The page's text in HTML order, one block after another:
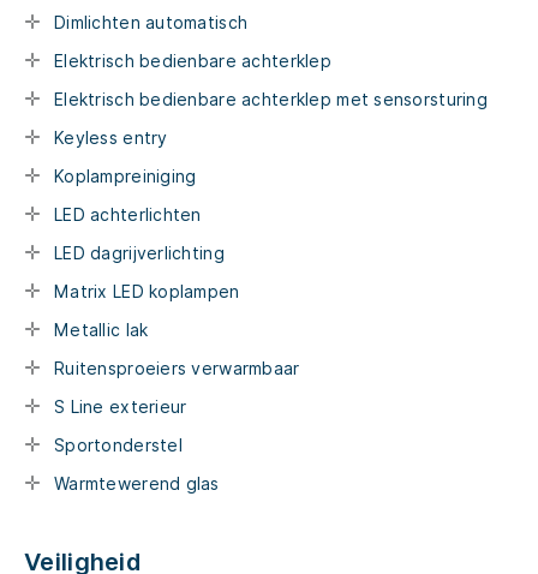
Dimlichten automatisch
Elektrisch bedienbare achterklep
Elektrisch bedienbare achterklep met sensorsturing
Keyless entry
Koplampreiniging
LED achterlichten
LED dagrijverlichting
Matrix LED koplampen
Metallic lak
Ruitensproeiers verwarmbaar
S Line exterieur
Sportonderstel
Warmtewerend glas
Veiligheid